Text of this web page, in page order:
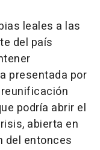
leales a las
del país
presentada por
podría abrir el
abierta en
del entonces